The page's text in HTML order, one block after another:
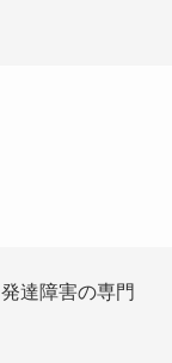
達障害の専門